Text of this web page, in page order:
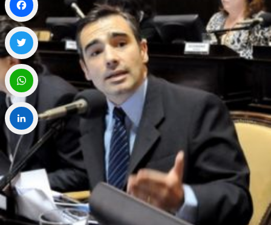
Facebook
Twitter
WhatsApp
LinkedIn